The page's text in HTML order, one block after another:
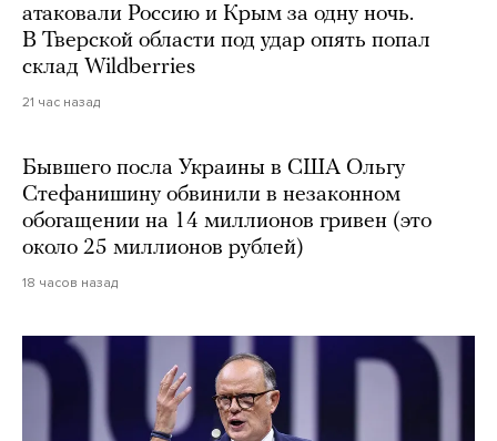
атаковали Россию и Крым за одну ночь.
В Тверской области под удар опять попал
склад Wildberries
21 час назад
Бывшего посла Украины в США Ольгу
Стефанишину обвинили в незаконном
обогащении на 14 миллионов гривен (это
около 25 миллионов рублей)
18 часов назад